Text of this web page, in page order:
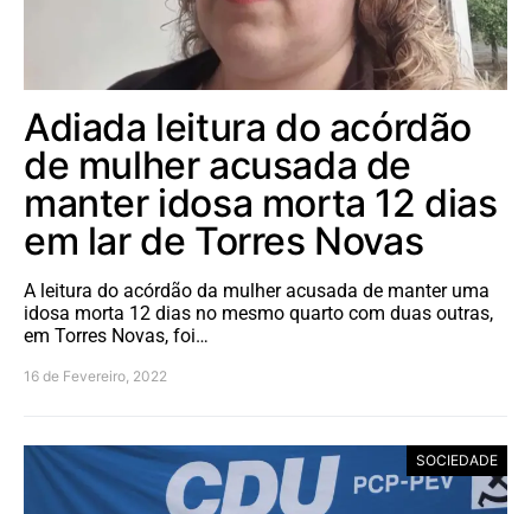
Adiada leitura do acórdão
de mulher acusada de
manter idosa morta 12 dias
em lar de Torres Novas
A leitura do acórdão da mulher acusada de manter uma
idosa morta 12 dias no mesmo quarto com duas outras,
em Torres Novas, foi…
16 de Fevereiro, 2022
SOCIEDADE